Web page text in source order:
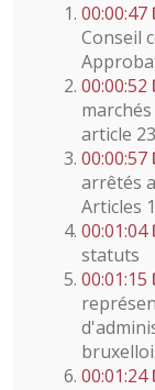
00:00:47
Conseil
00:00:52
article
00:00:57
arrêtés
Articles
00:01:04
statuts
00:01:15
00:01:24